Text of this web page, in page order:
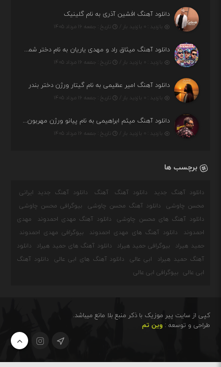
دانلود آهنگ افشین آذری به نام گلینیک
بازدید : ۰ بازدید بار / تاریخ : جمعه ۱۶ مرداد ۱۴۰۵
دانلود آهنگ میثاق راد و مهدی یاریان به نام دختر شمرون
بازدید : ۰ بازدید بار / تاریخ : جمعه ۱۶ مرداد ۱۴۰۵
دانلود آهنگ امیر عظیمی به نام گیتار ورژن دختر بندر
بازدید : ۰ بازدید بار / تاریخ : جمعه ۱۶ مرداد ۱۴۰۵
دانلود آهنگ میثم ابراهیمی به نام پیانو ورژن مهربون من
بازدید : ۰ بازدید بار / تاریخ : جمعه ۱۶ مرداد ۱۴۰۵
برچسب ها
دانلود آهنگ جدید دانلود آهنگ آهنگ
دانلود آهنگ جدید ایرانی
محسن چاوشی
دانلود آهنگ محسن چاوشی
بیوگرافی محسن چاوشی
دانلود آهنگ های محسن چاوشی
دانلود آهنگ مهدی احمدوند
مهدی
احمدوند
دانلود آهنگ های مهدی احمدوند
بیوگرافی مهدی احمدوند
حمید هیراد
بیوگرافی حمید هیراد دانلود آهنگ های حمید هیراد
دانلود
آهنگ حمید هیراد
ابی عالی دانلود آهنگ های ابی عالی
دانلود آهنگ
ابی عالی
بیوگرافی ابی عالی
کپی از سایت پیر موزیک با ذکر منبع بلا مانع میباشد.
طراحی و توسعه :وین تم